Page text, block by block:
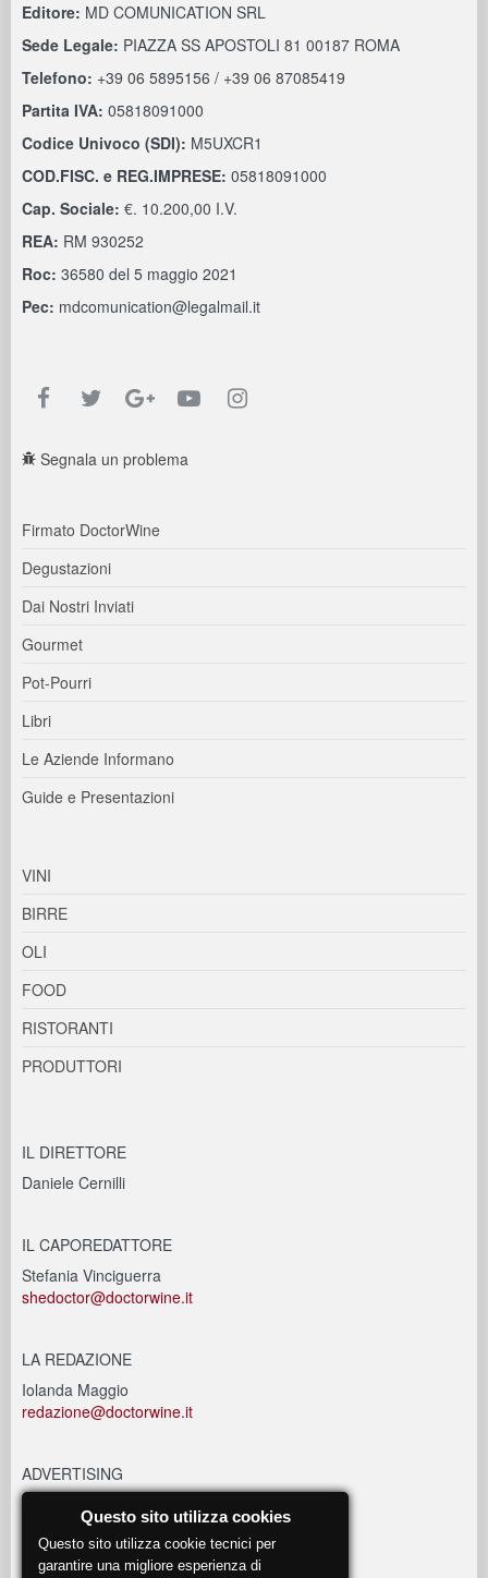
Editore: MD COMUNICATION SRL
Sede Legale: PIAZZA SS APOSTOLI 81 00187 ROMA
Telefono: +39 06 5895156 / +39 06 87085419
Partita IVA: 05818091000
Codice Univoco (SDI): M5UXCR1
COD.FISC. e REG.IMPRESE: 05818091000
Cap. Sociale: €. 10.200,00 I.V.
REA: RM 930252
Roc: 36580 del 5 maggio 2021
Pec: mdcomunication@legalmail.it
Segnala un problema
Firmato DoctorWine
Degustazioni
Dai Nostri Inviati
Gourmet
Pot-Pourri
Libri
Le Aziende Informano
Guide e Presentazioni
VINI
BIRRE
OLI
FOOD
RISTORANTI
PRODUTTORI
IL DIRETTORE
Daniele Cernilli
IL CAPOREDATTORE
Stefania Vinciguerra
shedoctor@doctorwine.it
LA REDAZIONE
Iolanda Maggio
redazione@doctorwine.it
ADVERTISING
EVENTI
Questo sito utilizza cookies
Questo sito utilizza cookie tecnici per
garantire una migliore esperienza di